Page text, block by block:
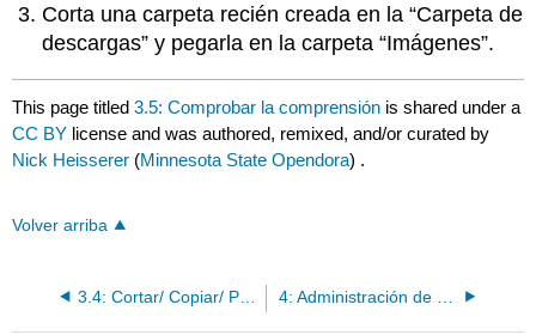
Corta una carpeta recién creada en la “Carpeta de
descargas” y pegarla en la carpeta “Imágenes”.
This page titled3.5: Comprobar la comprensión is shared under a
CC BY license and was authored, remixed, and/or curated by
Nick Heisserer (Minnesota State Opendora) .
Volver arriba
3.4: Cortar/ Copiar/ Pegar